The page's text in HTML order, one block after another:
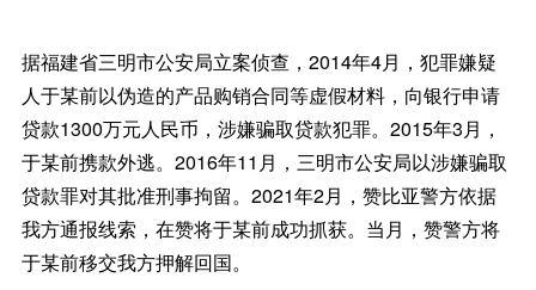
据福建省三明市公安局立案侦查，2014年4月，犯罪嫌疑
人于某前以伪造的产品购销合同等虚假材料，向银行申请
贷款1300万元人民币，涉嫌骗取贷款犯罪。2015年3月，
于某前携款外逃。2016年11月，三明市公安局以涉嫌骗取
贷款罪对其批准刑事拘留。2021年2月，赞比亚警方依据
我方通报线索，在赞将于某前成功抓获。当月，赞警方将
于某前移交我方押解回国。